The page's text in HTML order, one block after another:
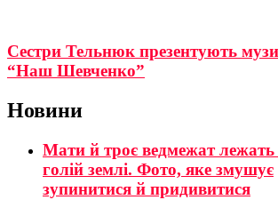
Сестри Тельнюк презентують
“Наш Шевченко”
Новини
Мати й троє ведмежат лежать
голій землі. Фото, яке змушує
зупинитися й придивитися